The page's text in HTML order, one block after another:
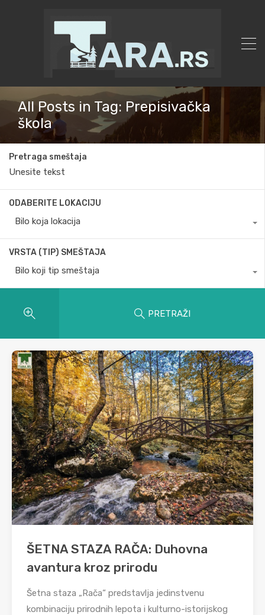
All Posts in Tag: Prepisivačka
škola
Pretraga smeštaja
ODABERITE LOKACIJU
Bilo koja lokacija
VRSTA (TIP) SMEŠTAJA
Bilo koji tip smeštaja
PRETRAŽI
ŠETNA STAZA RAČA: Duhovna
avantura kroz prirodu
Šetna staza „Rača“ predstavlja jedinstvenu
kombinaciju prirodnih lepota i kulturno-istorijskog